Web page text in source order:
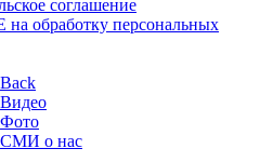
соглашение
обработку персональных
Back
Видео
Фото
СМИ о нас